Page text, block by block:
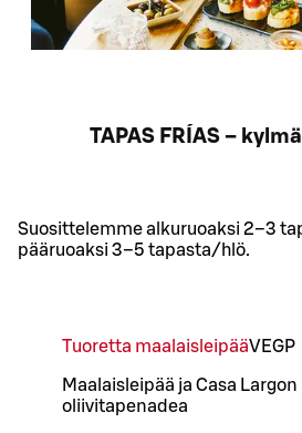
TAPAS FRÍAS –
Suosittelemme alkuruoaksi 2–3
pääruoaksi 3–5 tapasta/hlö.
Tuoretta maalaisleipääVEGP
Maalaisleipää ja Casa Largon
oliivitapenadea